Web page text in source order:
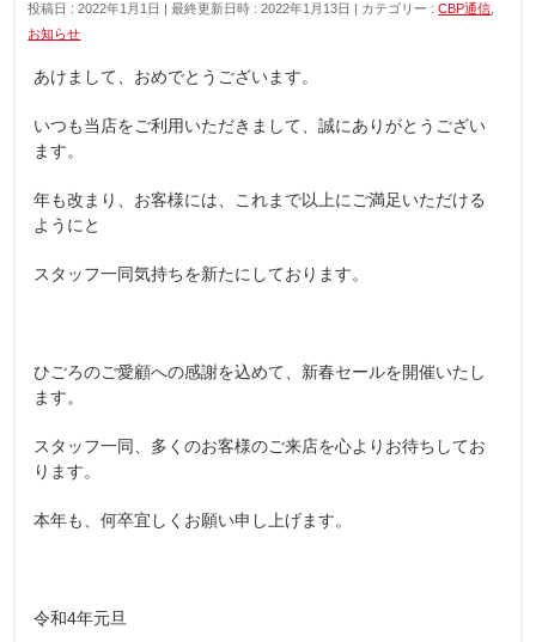
投稿日 : 2022年1月1日 最終更新日時 : 2022年1月13日 カテゴリー :CBP通信
お知らせ
あけまして、おめでとうございます。
いつも当店をご利用いただきまして、誠にありがとうござい
ます。
年も改まり、お客様には、これまで以上にご満足いただける
ようにと
スタッフ一同気持ちを新たにしております。
ひごろのご愛顧への感謝を込めて、新春セールを開催いたし
ます。
スタッフ一同、多くのお客様のご来店を心よりお待ちしてお
ります。
本年も、何卒宜しくお願い申し上げます。
令和4年元旦